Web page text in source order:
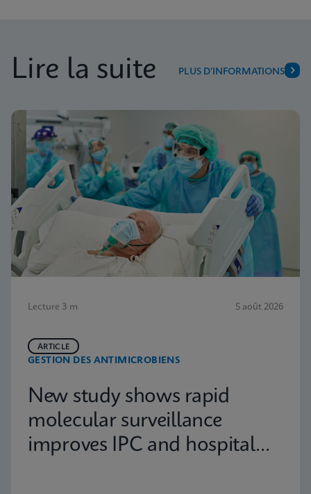
Lire la suite PLUS D’INFORMATIONS
Lecture 3 m 5 août 2026
GESTION DES ANTIMICROBIENS
ARTICLE
New study shows rapid
molecular surveillance
improves IPC and hospital